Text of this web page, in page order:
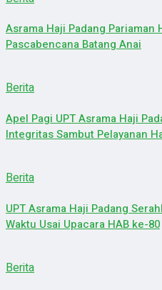
Asrama Haji Padang
Pascabencana Batang Anai
Berita
Apel Pagi UPT Asrama Haji
Integritas Sambut Pelayanan
Berita
UPT Asrama Haji Padang
Waktu Usai Upacara HAB ke-80
Berita